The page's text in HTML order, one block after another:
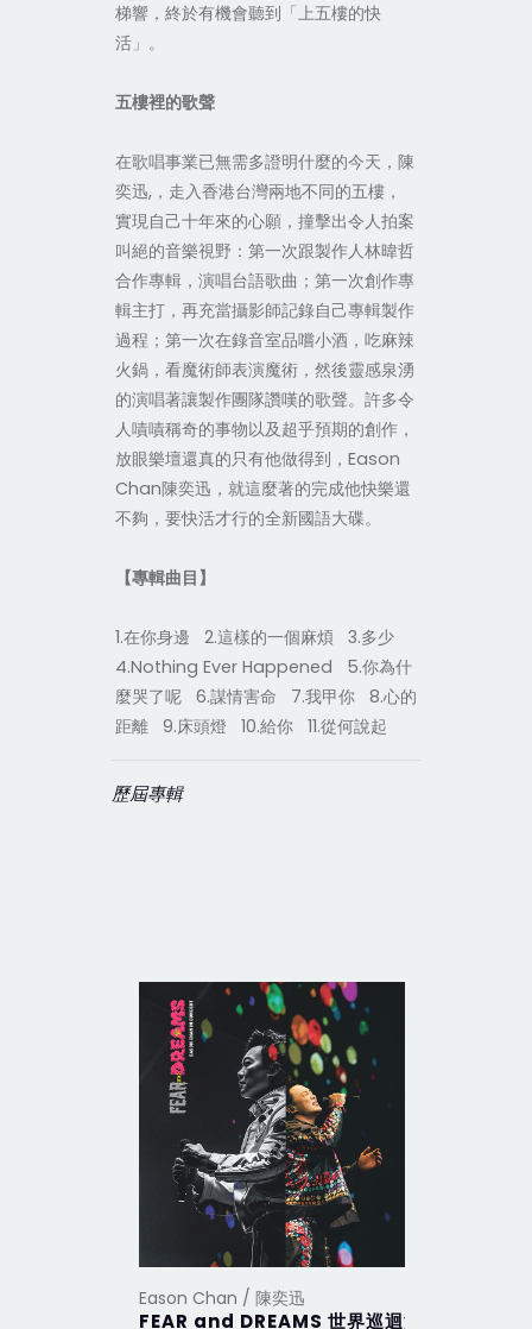
梯響，終於有機會聽到「上五樓的快
活」。
五樓裡的歌聲
在歌唱事業已無需多證明什麼的今天，陳
奕迅,，走入香港台灣兩地不同的五樓，
實現自己十年來的心願，撞擊出令人拍案
叫絕的音樂視野：第一次跟製作人林暐哲
合作專輯，演唱台語歌曲；第一次創作專
輯主打，再充當攝影師記錄自己專輯製作
過程；第一次在錄音室品嚐小酒，吃麻辣
火鍋，看魔術師表演魔術，然後靈感泉湧
的演唱著讓製作團隊讚嘆的歌聲。許多令
人嘖嘖稱奇的事物以及超乎預期的創作，
放眼樂壇還真的只有他做得到，Eason
Chan陳奕迅，就這麼著的完成他快樂還
不夠，要快活才行的全新國語大碟。
【專輯曲目】
1.在你身邊 2.這樣的一個麻煩 3.多少
4.Nothing Ever Happened 5.你為什
麼哭了呢 6.謀情害命 7.我甲你 8.心的
距離 9.床頭燈 10.給你 11.從何說起
歷屆專輯
Eason Chan / 陳奕迅
FEAR and DREAMS 世界巡迴演